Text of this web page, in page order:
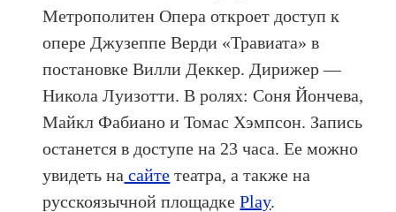
Метрополитен Опера откроет доступ к
опере Джузеппе Верди «Травиата» в
постановке Вилли Деккер. Дирижер —
Никола Луизотти. В ролях: Соня Йончева,
Майкл Фабиано и Томас Хэмпсон. Запись
останется в доступе на 23 часа. Ее можно
увидеть на сайте театра, а также на
русскоязычной площадкеPlay.